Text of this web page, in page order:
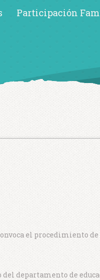
Participación
el procedimiento
departamento de